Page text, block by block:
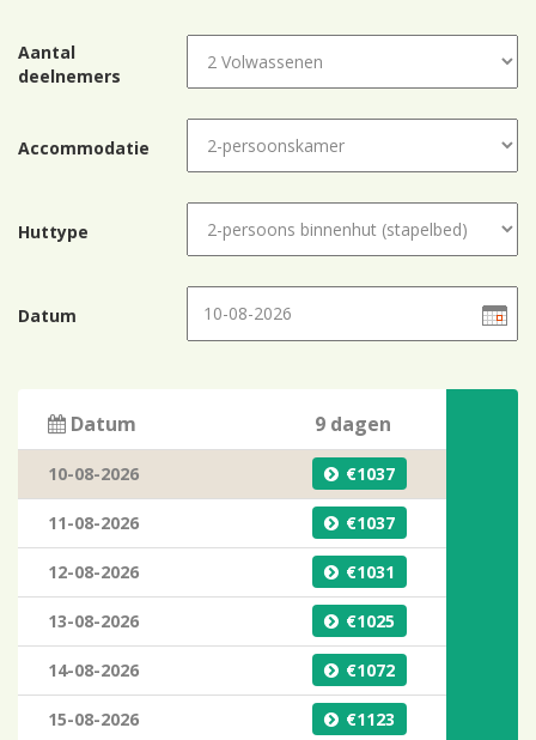
Aantal
deelnemers
Accommodatie
Huttype
Datum
Datum 9 dagen
10-08-2026 1037
11-08-2026 1037
12-08-2026 1031
13-08-2026 1025
14-08-2026 1072
15-08-2026 1123